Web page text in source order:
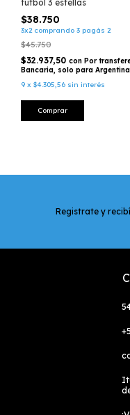
fútbol 3 estellas
$38.750
3x2 comprando 3 pagás 2
$45.750
$32.937,50 con Por
Bancaria, solo para Argentina
9 x $4.305,56 sin interés
Comprar
Registrate y